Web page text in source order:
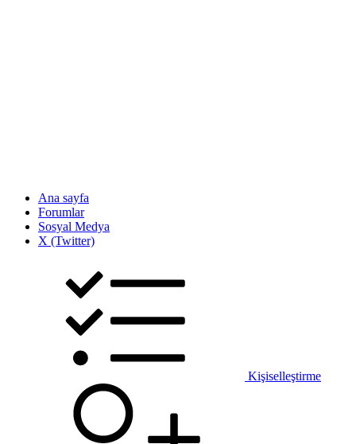
Ana sayfa
Forumlar
Sosyal Medya
X (Twitter)
Kişiselleştirme